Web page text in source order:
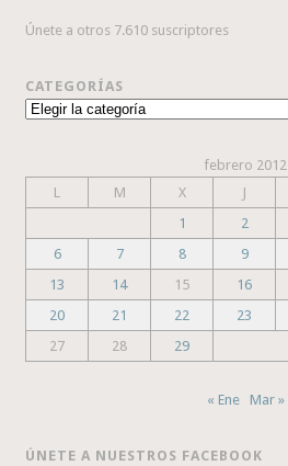
Únete a otros 7.610 suscriptores
CATEGORÍAS
Categorías
febrero 2012
L
M X J
1
2
6
7 8 9
13
14 15 16
20
21 22 23
27
28 29
« Ene Mar »
ÚNETE A NUESTROS FACEBOOK